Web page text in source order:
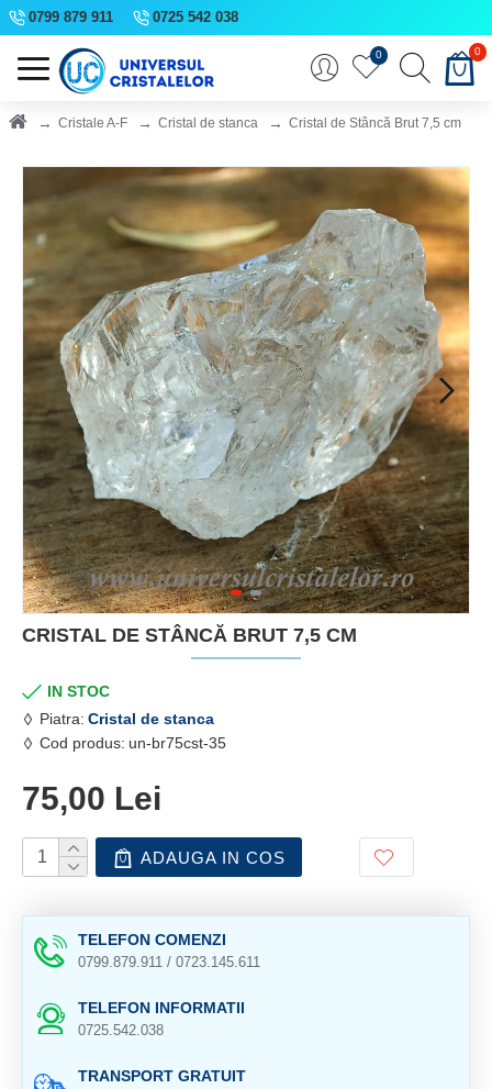
0799 879 911 0725 542 038
0 0
Cristale A-F Cristal de stanca Cristal de Stâncă Brut 7,5 cm
CRISTAL DE STÂNCĂ BRUT 7,5 CM
IN STOC
Piatra: Cristal de stanca
Cod produs: un-br75cst-35
75,00 Lei
ADAUGA IN COS
TELEFON COMENZI
0799.879.911 / 0723.145.611
TELEFON INFORMATII
0725.542.038
TRANSPORT GRATUIT